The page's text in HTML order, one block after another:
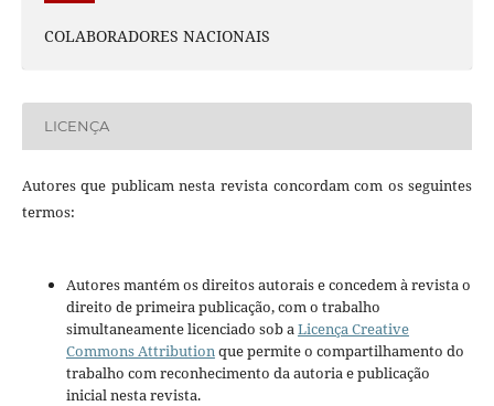
COLABORADORES NACIONAIS
LICENÇA
Autores que publicam nesta revista concordam com os seguintes
termos:
Autores mantém os direitos autorais e concedem à revista o
direito de primeira publicação, com o trabalho
simultaneamente licenciado sob aLicença Creative
Commons Attributionque permite o compartilhamento do
trabalho com reconhecimento da autoria e publicação
inicial nesta revista.